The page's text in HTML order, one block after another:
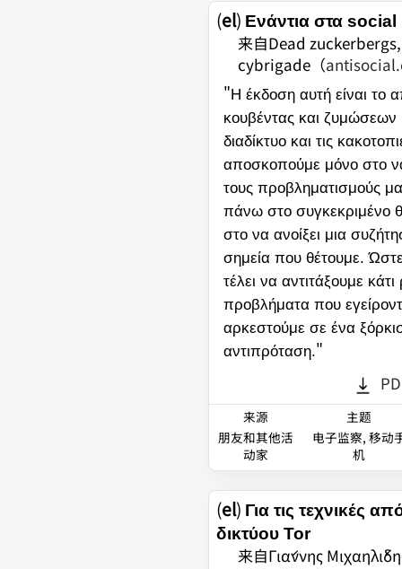
(el) Ενάντια στα
来自Dead
cybrigade （
"Η έκδοση αυτή είναι το
κουβέντας και ζυμώσεων
διαδίκτυο και τις
αποσκοπούμε μόνο στο
τους προβληματισμούς
πάνω στο συγκεκριμένο
στο να ανοίξει μια
σημεία που θέτουμε.
τέλει να αντιτάξουμε
προβλήματα που
αρκεστούμε σε ένα
αντιπρόταση."
来源
朋友和其他活
动家
主题
电子监察, 移动
机
(el) Για τις τεχνικές
δικτύου Tor
来自Γιάννης